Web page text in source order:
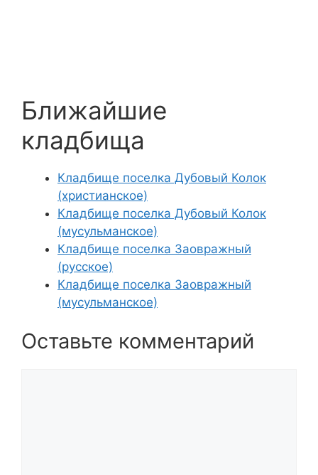
Ближайшие
кладбища
Кладбище поселка Дубовый Колок
(христианское)
Кладбище поселка Дубовый Колок
(мусульманское)
Кладбище поселка Заовражный
(русское)
Кладбище поселка Заовражный
(мусульманское)
Оставьте комментарий